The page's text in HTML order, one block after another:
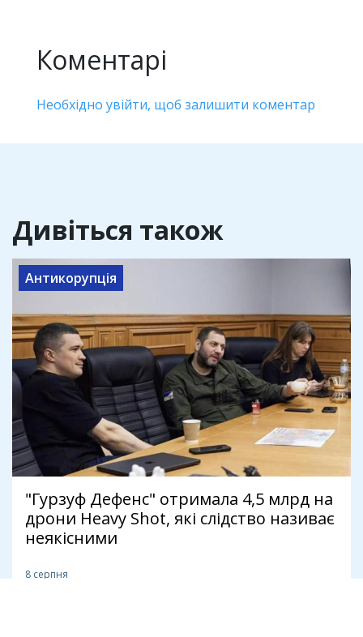
Коментарі
Необхідно увійти, щоб залишити коментар
Дивіться також
Антикорупція
"Гурзуф Дефенс" отримала 4,5 млрд на
дрони Heavy Shot, які слідство називає
неякісними
8 серпня